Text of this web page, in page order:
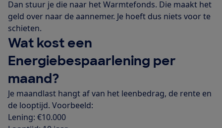
Dan stuur je die naar het Warmtefonds. Die maakt het
geld over naar de aannemer. Je hoeft dus niets voor te
schieten.
Wat kost een
Energiebespaarlening per
maand?
Je maandlast hangt af van het leenbedrag, de rente en
de looptijd. Voorbeeld:
Lening: €10.000